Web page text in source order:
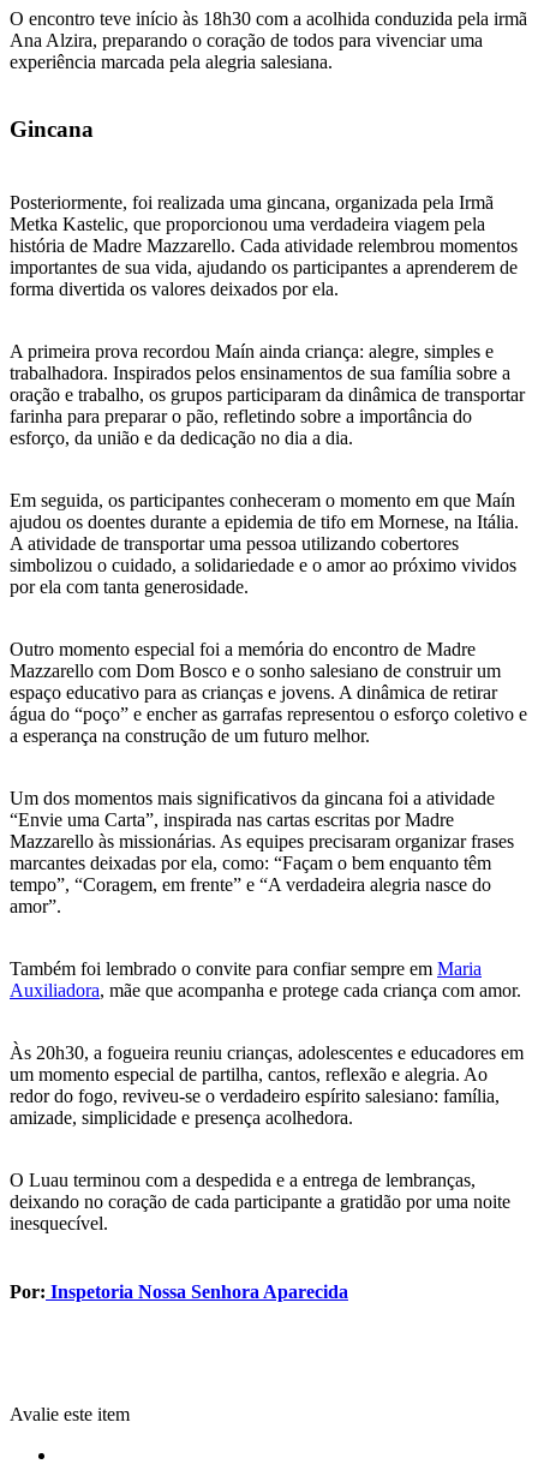
O encontro teve início às 18h30 com a acolhida conduzida pela irmã
Ana Alzira, preparando o coração de todos para vivenciar uma
experiência marcada pela alegria salesiana.
Gincana
Posteriormente, foi realizada uma gincana, organizada pela Irmã
Metka Kastelic, que proporcionou uma verdadeira viagem pela
história de Madre Mazzarello. Cada atividade relembrou momentos
importantes de sua vida, ajudando os participantes a aprenderem de
forma divertida os valores deixados por ela.
A primeira prova recordou Maín ainda criança: alegre, simples e
trabalhadora. Inspirados pelos ensinamentos de sua família sobre a
oração e trabalho, os grupos participaram da dinâmica de transportar
farinha para preparar o pão, refletindo sobre a importância do
esforço, da união e da dedicação no dia a dia.
Em seguida, os participantes conheceram o momento em que Maín
ajudou os doentes durante a epidemia de tifo em Mornese, na Itália.
A atividade de transportar uma pessoa utilizando cobertores
simbolizou o cuidado, a solidariedade e o amor ao próximo vividos
por ela com tanta generosidade.
Outro momento especial foi a memória do encontro de Madre
Mazzarello com Dom Bosco e o sonho salesiano de construir um
espaço educativo para as crianças e jovens. A dinâmica de retirar
água do “poço” e encher as garrafas representou o esforço coletivo e
a esperança na construção de um futuro melhor.
Um dos momentos mais significativos da gincana foi a atividade
“Envie uma Carta”, inspirada nas cartas escritas por Madre
Mazzarello às missionárias. As equipes precisaram organizar frases
marcantes deixadas por ela, como: “Façam o bem enquanto têm
tempo”, “Coragem, em frente” e “A verdadeira alegria nasce do
amor”.
Também foi lembrado o convite para confiar sempre em Maria
Auxiliadora, mãe que acompanha e protege cada criança com amor.
Às 20h30, a fogueira reuniu crianças, adolescentes e educadores em
um momento especial de partilha, cantos, reflexão e alegria. Ao
redor do fogo, reviveu-se o verdadeiro espírito salesiano: família,
amizade, simplicidade e presença acolhedora.
O Luau terminou com a despedida e a entrega de lembranças,
deixando no coração de cada participante a gratidão por uma noite
inesquecível.
Por: Inspetoria Nossa Senhora Aparecida
Avalie este item